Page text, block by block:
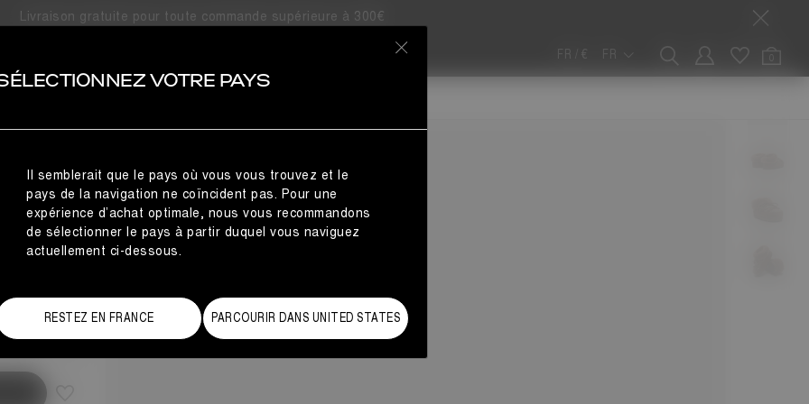
Livraison gratuite pour toute commande supérieure à 300€
FR / € 0
SYNTHÉTIQUE CACAO
VOTRE PAYS
Il semblerait que le pays où vous vous trouvez et le
pays de la navigation ne coïncident pas. Pour une
expérience d’achat optimale, nous vous recommandons
de sélectionner le pays à partir duquel vous naviguez
actuellement ci-dessous.
RESTEZ EN FRANCE PARCOURIR DANS UNITED STATES